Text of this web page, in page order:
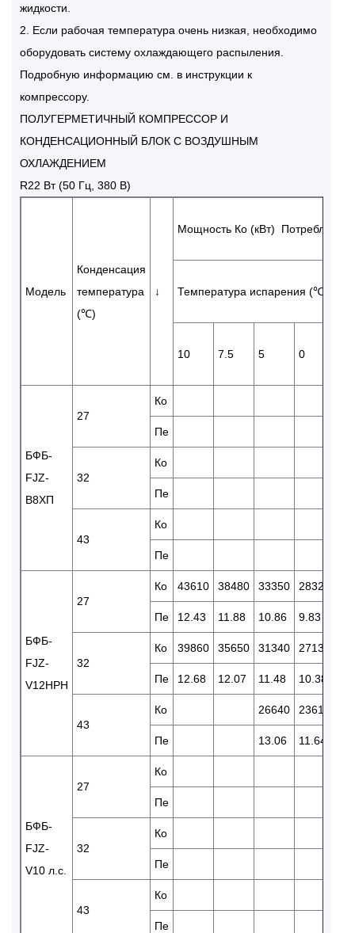
жидкости.
2. Если рабочая температура очень низкая, необходимо
оборудовать систему охлаждающего распыления.
Подробную информацию см. в инструкции к
компрессору.
ПОЛУГЕРМЕТИЧНЫЙ КОМПРЕССОР И
КОНДЕНСАЦИОННЫЙ БЛОК С ВОЗДУШНЫМ
ОХЛАЖДЕНИЕМ
R22 Вт (50 Гц, 380 В)
Модель
Конденсация
температура
(℃)
↓
Мощность Ко (кВт)
Температура испарения (℃)
10 7.5 5 0
БФБ-
FJZ-
В8ХП
27
Ко
Пе
32
Ко
Пе
43
Ко
Пе
БФБ-
FJZ-
V12HPH
27
Ко 43610 38480 33350 28320
Пе 12.43 11.88 10.86 9.83
32
Ко 39860 35650 31340 27130
Пе 12.68 12.07 11.48 10.38
43
Ко 26640 23610
Пе 13.06 11.64
БФБ-
FJZ-
V10 л.с.
27
Ко
Пе
32
Ко
Пе
43
Ко
Пе